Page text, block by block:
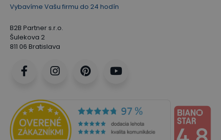
Vybavíme Vašu firmu do 24 hodín
B2B Partner s.r.o.
Šulekova 2
811 06 Bratislava